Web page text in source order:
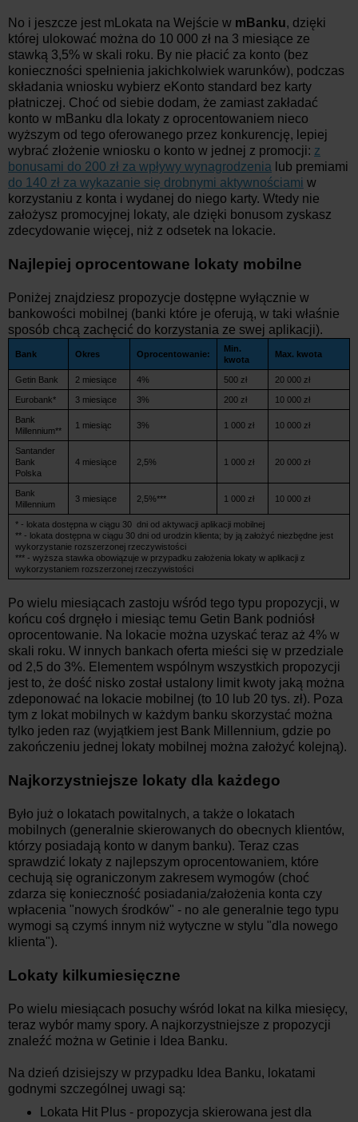
No i jeszcze jest mLokata na Wejście w mBanku, dzięki
której ulokować można do 10 000 zł na 3 miesiące ze
stawką 3,5% w skali roku. By nie płacić za konto (bez
konieczności spełnienia jakichkolwiek warunków), podczas
składania wniosku wybierz eKonto standard bez karty
płatniczej. Choć od siebie dodam, że zamiast zakładać
konto w mBanku dla lokaty z oprocentowaniem nieco
wyższym od tego oferowanego przez konkurencję, lepiej
wybrać złożenie wniosku o konto w jednej z promocji: z
bonusami do 200 zł za wpływy wynagrodzenia lub premiami
do 140 zł za wykazanie się drobnymi aktywnościami w
korzystaniu z konta i wydanej do niego karty. Wtedy nie
założysz promocyjnej lokaty, ale dzięki bonusom zyskasz
zdecydowanie więcej, niż z odsetek na lokacie.
Najlepiej oprocentowane lokaty mobilne
Poniżej znajdziesz propozycje dostępne wyłącznie w
bankowości mobilnej (banki które je oferują, w taki właśnie
sposób chcą zachęcić do korzystania ze swej aplikacji).
Bank Okres Oprocentowanie:
Min.
kwota
Max. kwota
Getin Bank 2 miesiące 4% 500 zł 20 000 zł
Eurobank* 3 miesiące 3% 200 zł 10 000 zł
Bank
Millennium**
1 miesiąc 3% 1 000 zł 10 000 zł
Santander
Bank
Polska
4 miesiące 2,5% 1 000 zł 20 000 zł
Bank
Millennium
3 miesiące 2,5%*** 1 000 zł 10 000 zł
* - lokata dostępna w ciągu 30 dni od aktywacji aplikacji mobilnej
** - lokata dostępna w ciągu 30 dni od urodzin klienta; by ją założyć niezbędne jest
wykorzystanie rozszerzonej rzeczywistości
*** - wyższa stawka obowiązuje w przypadku założenia lokaty w aplikacji z
wykorzystaniem rozszerzonej rzeczywistości
Po wielu miesiącach zastoju wśród tego typu propozycji, w
końcu coś drgnęło i miesiąc temu Getin Bank podniósł
oprocentowanie. Na lokacie można uzyskać teraz aż 4% w
skali roku. W innych bankach oferta mieści się w przedziale
od 2,5 do 3%. Elementem wspólnym wszystkich propozycji
jest to, że dość nisko został ustalony limit kwoty jaką można
zdeponować na lokacie mobilnej (to 10 lub 20 tys. zł). Poza
tym z lokat mobilnych w każdym banku skorzystać można
tylko jeden raz (wyjątkiem jest Bank Millennium, gdzie po
zakończeniu jednej lokaty mobilnej można założyć kolejną).
Najkorzystniejsze lokaty dla każdego
Było już o lokatach powitalnych, a także o lokatach
mobilnych (generalnie skierowanych do obecnych klientów,
którzy posiadają konto w danym banku). Teraz czas
sprawdzić lokaty z najlepszym oprocentowaniem, które
cechują się ograniczonym zakresem wymogów (choć
zdarza się konieczność posiadania/założenia konta czy
wpłacenia "nowych środków" - no ale generalnie tego typu
wymogi są czymś innym niż wytyczne w stylu "dla nowego
klienta").
Lokaty kilkumiesięczne
Po wielu miesiącach posuchy wśród lokat na kilka miesięcy,
teraz wybór mamy spory. A najkorzystniejsze z propozycji
znaleźć można w Getinie i Idea Banku.
Na dzień dzisiejszy w przypadku Idea Banku, lokatami
godnymi szczególnej uwagi są:
Lokata Hit Plus - propozycja skierowana jest dla